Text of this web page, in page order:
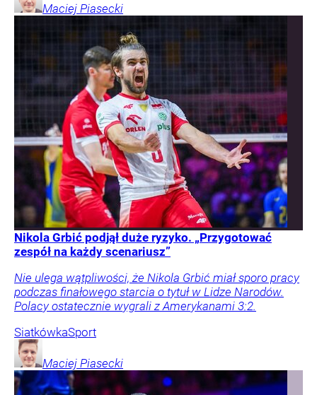
Maciej Piasecki
Nikola Grbić podjął duże ryzyko. „Przygotować
zespół na każdy scenariusz”
Nie ulega wątpliwości, że Nikola Grbić miał sporo pracy
podczas finałowego starcia o tytuł w Lidze Narodów.
Polacy ostatecznie wygrali z Amerykanami 3:2.
SiatkówkaSport
Maciej Piasecki